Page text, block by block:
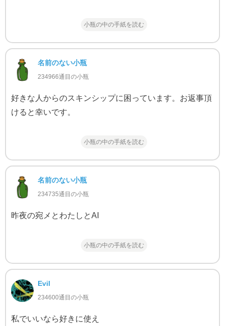
小瓶の中の手紙を読む
名前のない小瓶
234966通目の小瓶
好きな人からのスキンシップに困っています。お返事頂
けると幸いです。
小瓶の中の手紙を読む
名前のない小瓶
234735通目の小瓶
昨夜の宛メとわたしとAI
小瓶の中の手紙を読む
Evil
234600通目の小瓶
私でいいなら好きに使え